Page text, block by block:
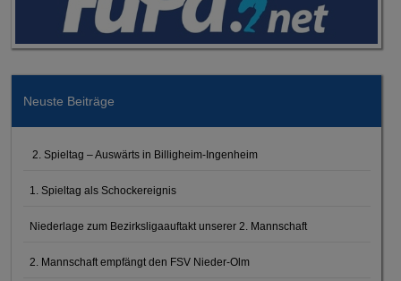
Neuste Beiträge
2. Spieltag – Auswärts in Billigheim-Ingenheim
1. Spieltag als Schockereignis
Niederlage zum Bezirksligaauftakt unserer 2. Mannschaft
2. Mannschaft empfängt den FSV Nieder-Olm